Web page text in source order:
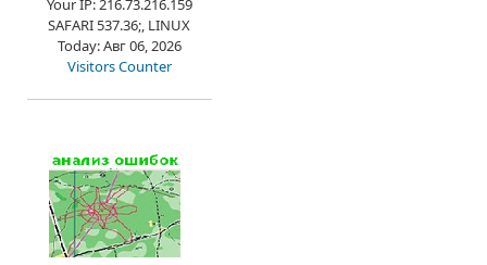
Your IP: 216.73.216.159
SAFARI 537.36;, LINUX
Today: Авг 06, 2026
Visitors Counter